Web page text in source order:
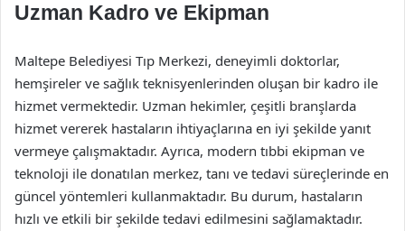
Uzman Kadro ve Ekipman
Maltepe Belediyesi Tıp Merkezi, deneyimli doktorlar,
hemşireler ve sağlık teknisyenlerinden oluşan bir kadro ile
hizmet vermektedir. Uzman hekimler, çeşitli branşlarda
hizmet vererek hastaların ihtiyaçlarına en iyi şekilde yanıt
vermeye çalışmaktadır. Ayrıca, modern tıbbi ekipman ve
teknoloji ile donatılan merkez, tanı ve tedavi süreçlerinde en
güncel yöntemleri kullanmaktadır. Bu durum, hastaların
hızlı ve etkili bir şekilde tedavi edilmesini sağlamaktadır.